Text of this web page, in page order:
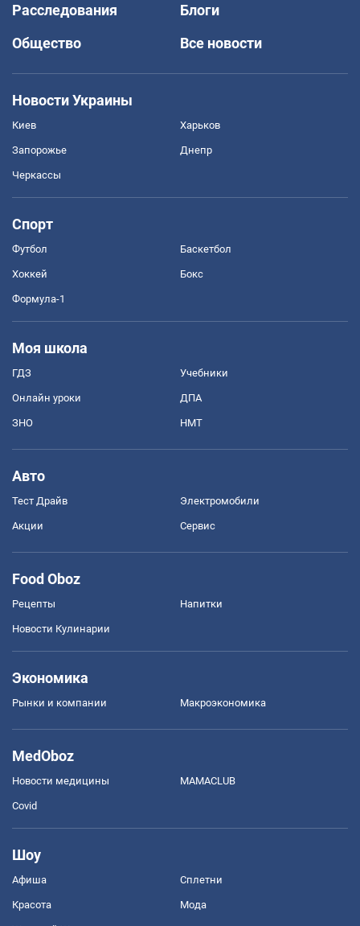
Расследования
Блоги
Общество
Все новости
Новости Украины
Киев Харьков
Запорожье Днепр
Черкассы
Спорт
Футбол Баскетбол
Хоккей Бокс
Формула-1
Моя школа
ГДЗ Учебники
Онлайн уроки ДПА
ЗНО НМТ
Авто
Тест Драйв Электромобили
Акции Сервис
Food Oboz
Рецепты Напитки
Новости Кулинарии
Экономика
Рынки и компании Mакроэкономика
MedOboz
Новости медицины MAMACLUB
Covid
Шоу
Афиша Сплетни
Красота Мода